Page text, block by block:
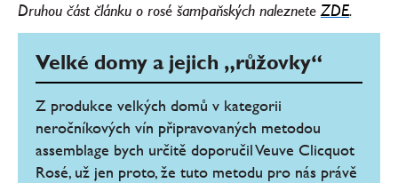
Druhou část článku o rosé šampaňských naleznete ZDE.
Velké domy a jejich „růžovky“
Z produkce velkých domů v kategorii
neročníkových vín připravovaných metodou
assemblage bych určitě doporučil Veuve Clicquot
Rosé, už jen proto, že tuto metodu pro nás právě